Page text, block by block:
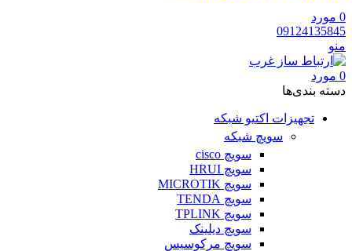
0 مورد
09124135845
منو
0 مورد
دسته‌ بندی‌ها
تجهیزات اکتیو شبکه
سویچ شبکه
سویچ cisco
سویچ HRUI
سویچ MICROTIK
سویچ TENDA
سویچ TPLINK
سویچ دیلینک
سویچ مرکوسیس